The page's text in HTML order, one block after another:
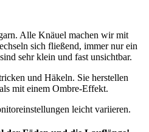
Alle Knäuel machen wir mit
sich fließend, immer nur ein
sehr klein und fast unsichtbar.
und Häkeln. Sie herstellen
mit einem Ombre-Effekt.
leicht variieren.